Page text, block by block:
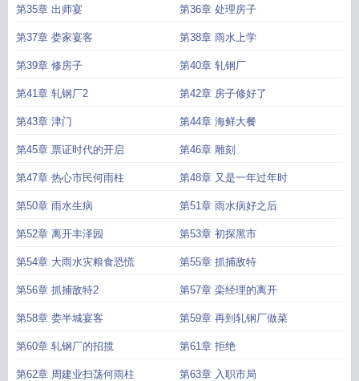
第35章 出师宴 第36章 处理房子
第37章 娄家宴客 第38章 雨水上学
第39章 修房子 第40章 轧钢厂
第41章 轧钢厂2 第42章 房子修好了
第43章 津门 第44章 海鲜大餐
第45章 票证时代的开启 第46章 雕刻
第47章 热心市民何雨柱 第48章 又是一年过年时
第50章 雨水生病 第51章 雨水病好之后
第52章 离开丰泽园 第53章 初探黑市
第54章 大雨水灾粮食恐慌 第55章 抓捕敌特
第56章 抓捕敌特2 第57章 栾经理的离开
第58章 娄半城宴客 第59章 再到轧钢厂做菜
第60章 轧钢厂的招揽 第61章 拒绝
第62章 周建业扫荡何雨柱 第63章 入职市局